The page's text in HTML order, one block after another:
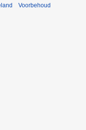
Voorbehoud